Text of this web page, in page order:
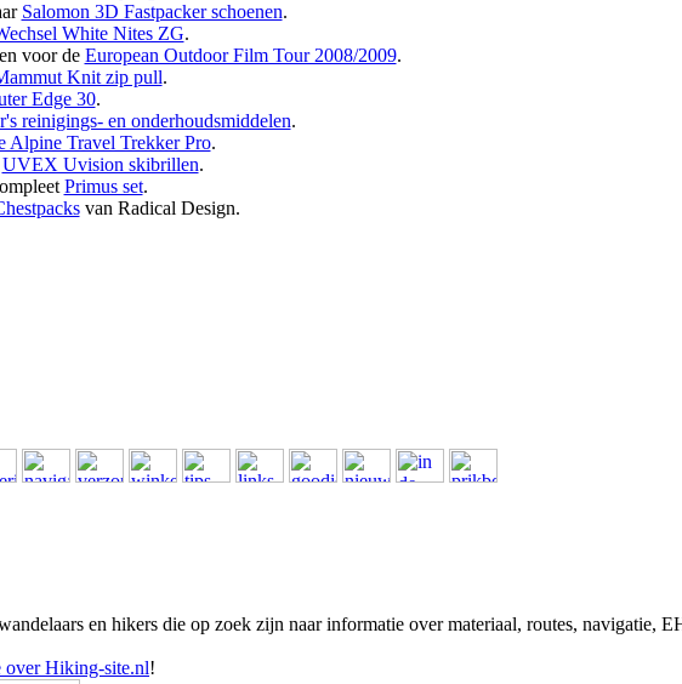
Salomon 3D Fastpacker schoenen.
White Nites ZG.
voor de European Outdoor Film Tour 2008/2009.
Knit zip pull.
Edge 30.
reinigings- en onderhoudsmiddelen.
Alpine Travel Trekker Pro.
UVEX Uvision skibrillen.
Primus set.
van Radical Design.
en hikers die op zoek zijn naar informatie over materiaal, routes, navigatie,
over Hiking-site.nl!